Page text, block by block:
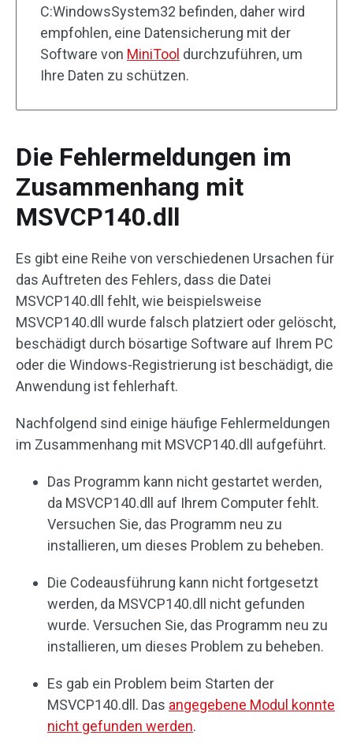
C:WindowsSystem32 befinden, daher wird
empfohlen, eine Datensicherung mit der
Software von MiniTool durchzuführen, um
Ihre Daten zu schützen.
Die Fehlermeldungen im
Zusammenhang mit
MSVCP140.dll
Es gibt eine Reihe von verschiedenen Ursachen für
das Auftreten des Fehlers, dass die Datei
MSVCP140.dll fehlt, wie beispielsweise
MSVCP140.dll wurde falsch platziert oder gelöscht,
beschädigt durch bösartige Software auf Ihrem PC
oder die Windows-Registrierung ist beschädigt, die
Anwendung ist fehlerhaft.
Nachfolgend sind einige häufige Fehlermeldungen
im Zusammenhang mit MSVCP140.dll aufgeführt.
Das Programm kann nicht gestartet werden,
da MSVCP140.dll auf Ihrem Computer fehlt.
Versuchen Sie, das Programm neu zu
installieren, um dieses Problem zu beheben.
Die Codeausführung kann nicht fortgesetzt
werden, da MSVCP140.dll nicht gefunden
wurde. Versuchen Sie, das Programm neu zu
installieren, um dieses Problem zu beheben.
Es gab ein Problem beim Starten der
MSVCP140.dll. Das angegebene Modul konnte
nicht gefunden werden.